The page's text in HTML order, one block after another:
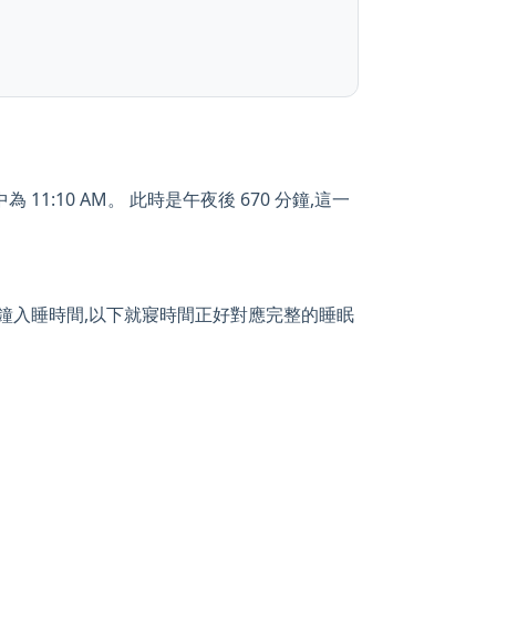
11:10 AM。 此時是午夜後 670 分鐘,這一
入睡時間,以下就寢時間正好對應完整的睡眠